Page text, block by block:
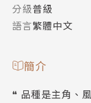
分級普級
語言繁體中文
簡介
❝ 品種是主角、